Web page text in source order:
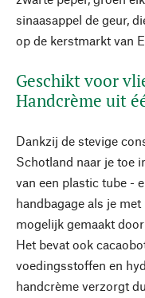
sinaasappel de geur,
op de kerstmarkt van
Geschikt voor
Handcrème uit
Dankzij de stevige
Schotland naar je toe
van een plastic tube -
handbagage als je
mogelijk gemaakt
Het bevat ook
voedingsstoffen en
handcrème verzorgt